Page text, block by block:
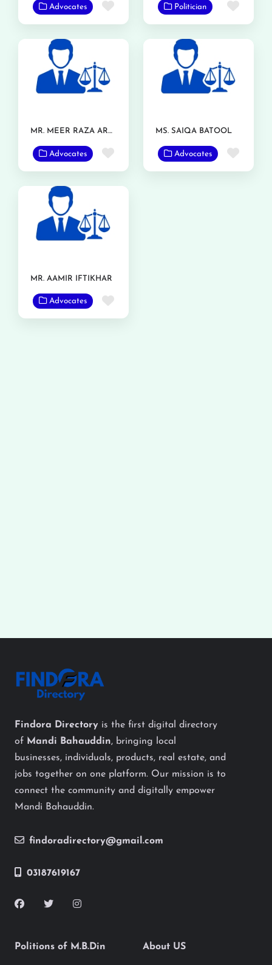
Advocates Favorite Politician
MR. MEER RAZA ARSHAD
Advocates Favorite
MS. SAIQA BATOOL
Advocates
MR. AAMIR IFTIKHAR
Advocates Favorite
Findora Directory is the first digital directory
of Mandi Bahauddin, bringing local
businesses, individuals, products, real estate, and
jobs together on one platform. Our mission is to
connect the community and digitally empower
Mandi Bahauddin.
findoradirectory@gmail.com
03187619167
Politions of M.B.Din About US